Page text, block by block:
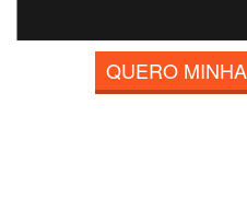
QUERO